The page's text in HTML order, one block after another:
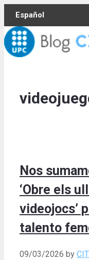
Skip
content
Español
Nos
‘Obre els
videojocs’
talento
09/03/2026 by